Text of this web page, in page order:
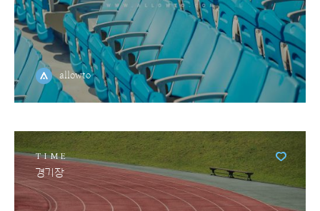
allowto
TIME
경기장